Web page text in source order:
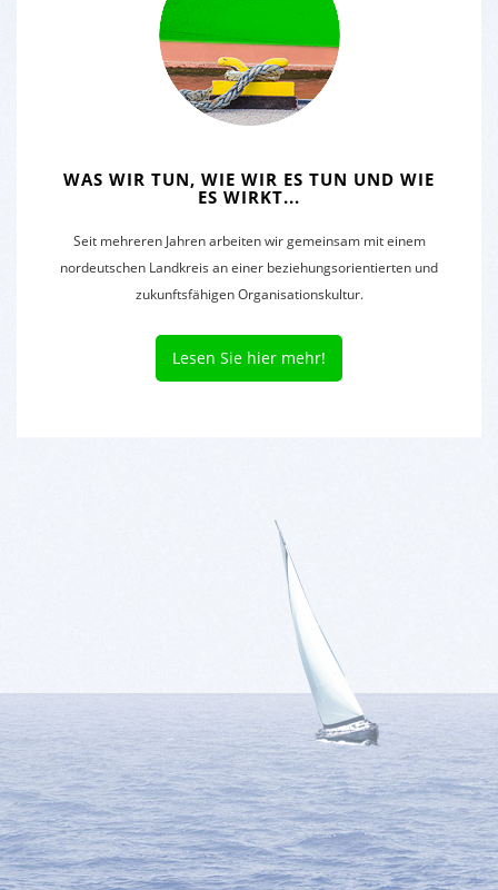
WAS WIR TUN, WIE WIR ES TUN UND WIE
ES WIRKT...
Seit mehreren Jahren arbeiten wir gemeinsam mit einem
nordeutschen Landkreis an einer beziehungsorientierten und
zukunftsfähigen Organisationskultur.
Lesen Sie hier mehr!